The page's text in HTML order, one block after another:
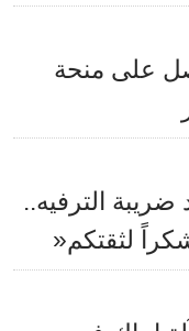
على منحة
الترفيه..
لثقتكم«